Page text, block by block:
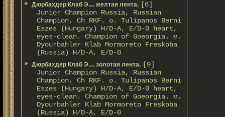
Дюрбахдер Клаб Э.... желтая лента. [6]
Junior Champion Russia, Russian
Champion, Ch RKF. о. Tulipanos Berni
Eszes (Hungary) H/D-A, E/D-0 heart,
eyes-clean. Champion of Gоeorgia. м.
Dyourbahler Klab Mormoreto Freskoba
(Russia) H/D-А, E/D-0
Дюрбахдер Клаб Э.... золотая лента. [9]
Junior Champion Russia, Russian
Champion, Ch RKF. о. Tulipanos Berni
Eszes (Hungary) H/D-A, E/D-0 heart,
eyes-clean. Champion of Gоeorgia. м.
Dyourbahler Klab Mormoreto Freskoba
(Russia) H/D-А, E/D-0